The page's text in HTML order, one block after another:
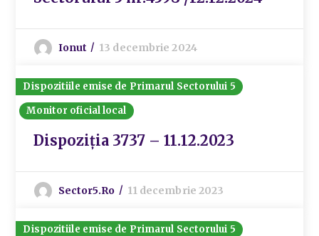
Ionut 13 decembrie 2024
Dispozitiile emise de Primarul Sectorului 5
Monitor oficial local
Dispoziția 3737 – 11.12.2023
Sector5.ro 11 decembrie 2023
Dispozitiile emise de Primarul Sectorului 5